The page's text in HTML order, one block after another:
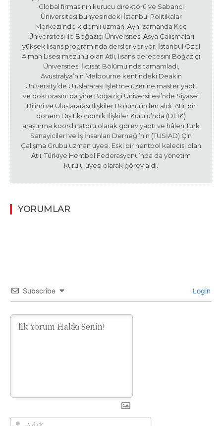
Global firmasının kurucu direktörü ve Sabancı
Üniversitesi bünyesindeki İstanbul Politikalar
Merkezi’nde kıdemli uzman. Aynı zamanda Koç
Üniversitesi ile Boğaziçi Üniversitesi Asya Çalışmaları
yüksek lisans programında dersler veriyor. İstanbul Özel
Alman Lisesi mezunu olan Atlı, lisans derecesini Boğaziçi
Üniversitesi İktisat Bölümü’nde tamamladı,
Avustralya’nın Melbourne kentindeki Deakin
University’de Uluslararası İşletme üzerine master yaptı
ve doktorasını da yine Boğaziçi Üniversitesi’nde Siyaset
Bilimi ve Uluslararası İlişkiler Bölümü’nden aldı. Atlı, bir
dönem Dış Ekonomik İlişkiler Kurulu’nda (DEİK)
araştırma koordinatörü olarak görev yaptı ve hâlen Türk
Sanayicileri ve İş İnsanları Derneği’nin (TÜSİAD) Çin
Çalışma Grubu uzman üyesi. Eski bir hentbol kalecisi olan
Atlı, Türkiye Hentbol Federasyonu’nda da yönetim
kurulu üyesi olarak görev aldı.
YORUMLAR
Subscribe Login
Ad:*